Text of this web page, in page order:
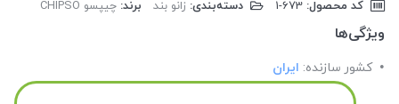
کد محصول: دسته‌بندی: زانو بند برند: چیپسو CHIPSO
ویژگی‌ها
کشور سازنده: ایران